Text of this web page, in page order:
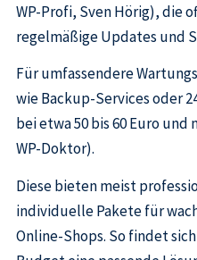
WP-Profi, Sven Hörig), die
regelmäßige Updates und
Für umfassendere
wie Backup-Services oder
bei etwa 50 bis 60 Euro
WP-Doktor).
Diese bieten meist
individuelle Pakete für
Online-Shops. So findet